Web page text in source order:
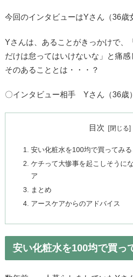
今回のインタビューはYさん（36歳
Yさんは、あることがきっかけで、
だけは怠ってはいけないな」と痛感
そのあることとは・・・？
〇インタビュー相手 Yさん（36歳）
目次
安い化粧水を100均で買ってみる
ケチって大惨事を起こしそうに
ア
まとめ
アースケアからのアドバイス
安い化粧水を100均で買っ